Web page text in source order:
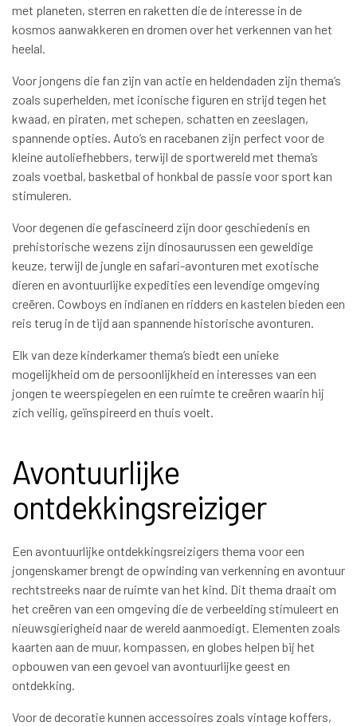
met planeten, sterren en raketten die de interesse in de
kosmos aanwakkeren en dromen over het verkennen van het
heelal.
Voor jongens die fan zijn van actie en heldendaden zijn thema’s
zoals superhelden, met iconische figuren en strijd tegen het
kwaad, en piraten, met schepen, schatten en zeeslagen,
spannende opties. Auto’s en racebanen zijn perfect voor de
kleine autoliefhebbers, terwijl de sportwereld met thema’s
zoals voetbal, basketbal of honkbal de passie voor sport kan
stimuleren.
Voor degenen die gefascineerd zijn door geschiedenis en
prehistorische wezens zijn dinosaurussen een geweldige
keuze, terwijl de jungle en safari-avonturen met exotische
dieren en avontuurlijke expedities een levendige omgeving
creëren. Cowboys en indianen en ridders en kastelen bieden een
reis terug in de tijd aan spannende historische avonturen.
Elk van deze kinderkamer thema’s biedt een unieke
mogelijkheid om de persoonlijkheid en interesses van een
jongen te weerspiegelen en een ruimte te creëren waarin hij
zich veilig, geïnspireerd en thuis voelt.
Avontuurlijke
ontdekkingsreiziger
Een avontuurlijke ontdekkingsreizigers thema voor een
jongenskamer brengt de opwinding van verkenning en avontuur
rechtstreeks naar de ruimte van het kind. Dit thema draait om
het creëren van een omgeving die de verbeelding stimuleert en
nieuwsgierigheid naar de wereld aanmoedigt. Elementen zoals
kaarten aan de muur, kompassen, en globes helpen bij het
opbouwen van een gevoel van avontuurlijke geest en
ontdekking.
Voor de decoratie kunnen accessoires zoals vintage koffers,